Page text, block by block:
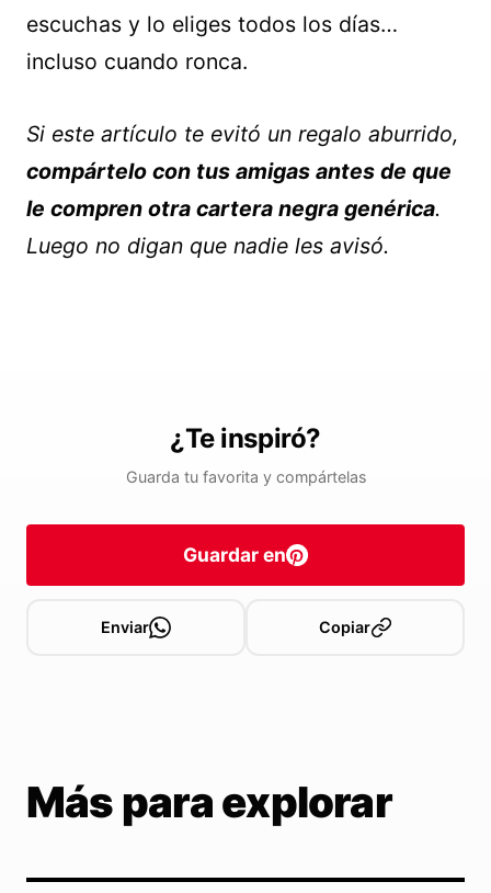
escuchas y lo eliges todos los días…
incluso cuando ronca.
Si este artículo te evitó un regalo aburrido,
compártelo con tus amigas antes de que
le compren otra cartera negra genérica.
Luego no digan que nadie les avisó.
¿Te inspiró?
Guarda tu favorita y compártelas
Guardar en
Enviar Copiar
Más para explorar